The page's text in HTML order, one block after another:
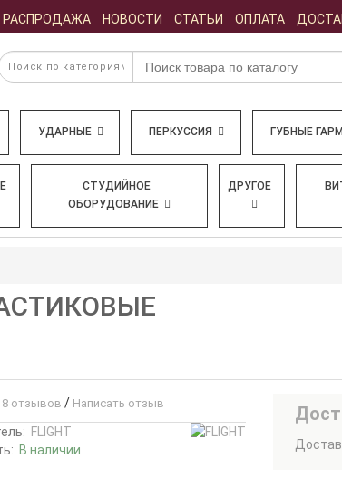
РАСПРОДАЖА НОВОСТИ СТАТЬИ ОПЛАТА
УДАРНЫЕ ПЕРКУССИЯ ГУБНЫЕ
СТУДИЙНОЕ
ОБОРУДОВАНИЕ
ДРУГОЕ
8 отзывов / Написать отзыв
FLIGHT
В наличии